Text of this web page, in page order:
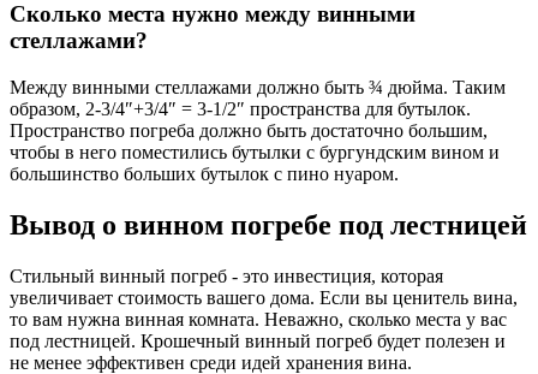
Сколько места нужно между винными
стеллажами?
Между винными стеллажами должно быть ¾ дюйма. Таким
образом, 2-3/4″+3/4″ = 3-1/2″ пространства для бутылок.
Пространство погреба должно быть достаточно большим,
чтобы в него поместились бутылки с бургундским вином и
большинство больших бутылок с пино нуаром.
Вывод о винном погребе под лестницей
Стильный винный погреб - это инвестиция, которая
увеличивает стоимость вашего дома. Если вы ценитель вина,
то вам нужна винная комната. Неважно, сколько места у вас
под лестницей. Крошечный винный погреб будет полезен и
не менее эффективен среди идей хранения вина.